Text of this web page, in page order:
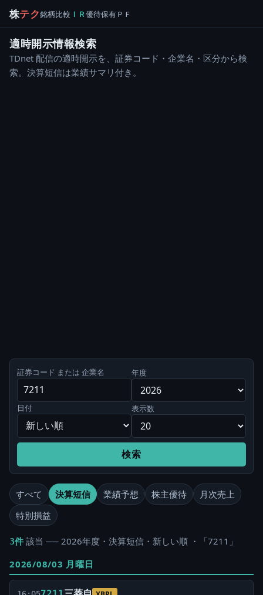
株テク銘柄比較 ＩＲ優待保有ＰＦ
適時開示情報検索
TDnet 配信の適時開示を、証券コード・企業名・区分から検
索。決算短信は業績サマリ付き。
証券コード または 企業名 年度
日付 表示数
検索
すべて 決算短信 業績予想 株主優待
月次売上
特別損益
3件 該当 ── 2026年度・決算短信・新しい順 ・「7211」
2026/08/03 月曜日